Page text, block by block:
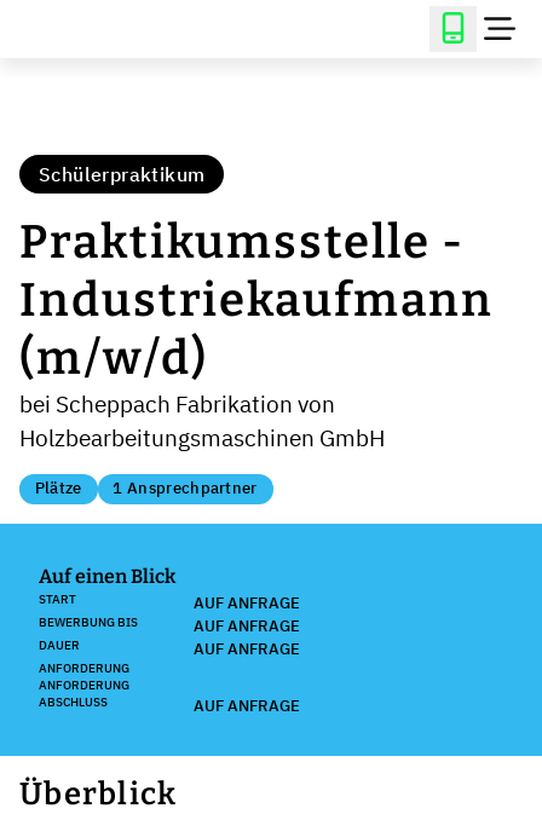
Schülerpraktikum
Praktikumsstelle -
Industriekaufmann
(m/w/d)
bei Scheppach Fabrikation von
Holzbearbeitungsmaschinen GmbH
Plätze 1 Ansprechpartner
Auf einen Blick
START AUF ANFRAGE
BEWERBUNG BIS AUF ANFRAGE
DAUER AUF ANFRAGE
ANFORDERUNG
ANFORDERUNG
ABSCHLUSS
AUF ANFRAGE
Überblick